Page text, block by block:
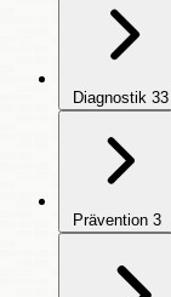
Diagnostik 33
Prävention 3